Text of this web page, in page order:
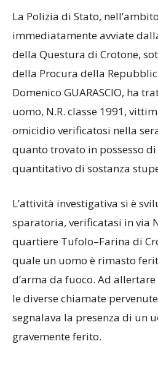
La Polizia di Stato,
immediatamente avviate
della Questura di Crotone,
della Procura della
Domenico GUARASCIO, ha
uomo, N.R. classe 1991,
omicidio verificatosi nella
quanto trovato in possesso
quantitativo di sostanza
L’attività investigativa si è
sparatoria, verificatasi in via
quartiere Tufolo–Farina di
quale un uomo è rimasto
d’arma da fuoco. Ad allertare
le diverse chiamate
segnalava la presenza di un
gravemente ferito.